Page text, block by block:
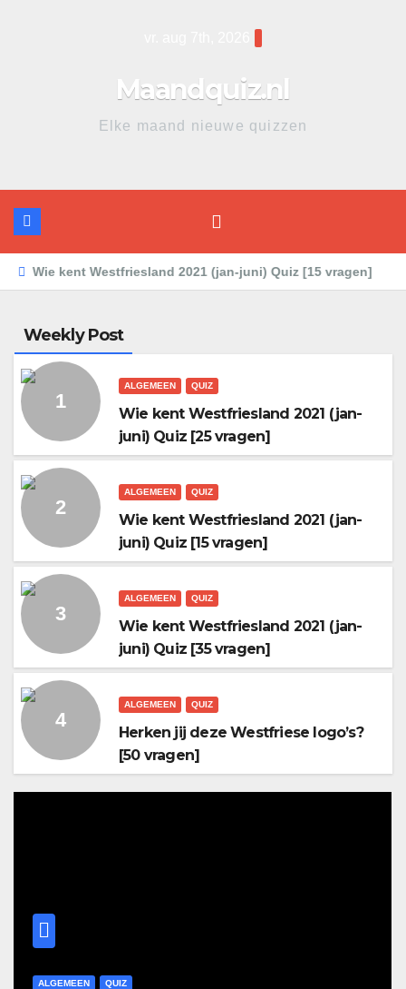
Maandquiz.nl
Elke maand nieuwe quizzen
Wie kent Westfriesland 2021 (jan-juni) Quiz [15 vragen]
Weekly Post
ALGEMEEN QUIZ
Wie kent Westfriesland 2021 (jan-
juni) Quiz [25 vragen]
ALGEMEEN QUIZ
Wie kent Westfriesland 2021 (jan-
juni) Quiz [15 vragen]
ALGEMEEN QUIZ
Wie kent Westfriesland 2021 (jan-
juni) Quiz [35 vragen]
ALGEMEEN QUIZ
Herken jij deze Westfriese logo’s?
[50 vragen]
ALGEMEEN QUIZ